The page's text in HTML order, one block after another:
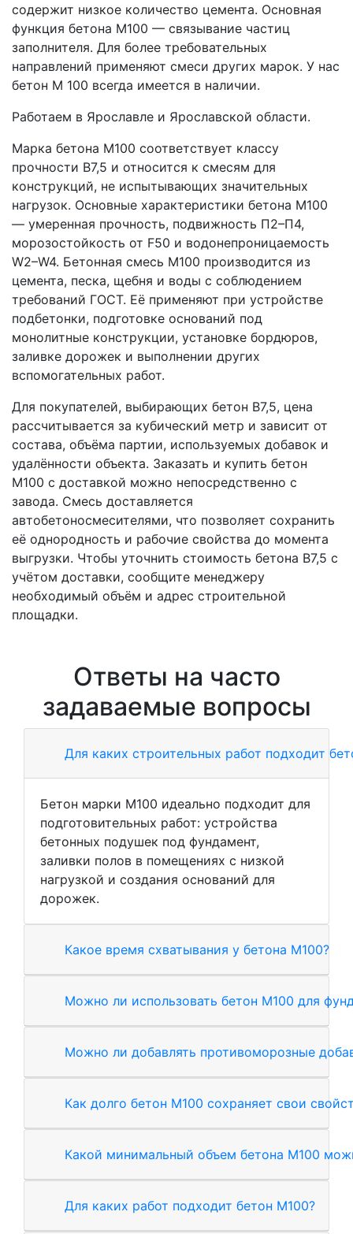
содержит низкое количество цемента. Основная
функция бетона M100 — связывание частиц
заполнителя. Для более требовательных
направлений применяют смеси других марок. У нас
бетон M 100 всегда имеется в наличии.
Работаем в Ярославле и Ярославской области.
Марка бетона М100 соответствует классу
прочности В7,5 и относится к смесям для
конструкций, не испытывающих значительных
нагрузок. Основные характеристики бетона М100
— умеренная прочность, подвижность П2–П4,
морозостойкость от F50 и водонепроницаемость
W2–W4. Бетонная смесь М100 производится из
цемента, песка, щебня и воды с соблюдением
требований ГОСТ. Её применяют при устройстве
подбетонки, подготовке оснований под
монолитные конструкции, установке бордюров,
заливке дорожек и выполнении других
вспомогательных работ.
Для покупателей, выбирающих бетон В7,5, цена
рассчитывается за кубический метр и зависит от
состава, объёма партии, используемых добавок и
удалённости объекта. Заказать и купить бетон
М100 с доставкой можно непосредственно с
завода. Смесь доставляется
автобетоносмесителями, что позволяет сохранить
её однородность и рабочие свойства до момента
выгрузки. Чтобы уточнить стоимость бетона В7,5 с
учётом доставки, сообщите менеджеру
необходимый объём и адрес строительной
площадки.
Ответы на часто
задаваемые вопросы
Для каких строительных работ подходит
Бетон марки М100 идеально подходит для
подготовительных работ: устройства
бетонных подушек под фундамент,
заливки полов в помещениях с низкой
нагрузкой и создания оснований для
дорожек.
Какое время схватывания у бетона М100?
Можно ли использовать бетон М100 для
Можно ли добавлять противоморозные
Как долго бетон М100 сохраняет свои
Какой минимальный объем бетона М100
Для каких работ подходит бетон М100?